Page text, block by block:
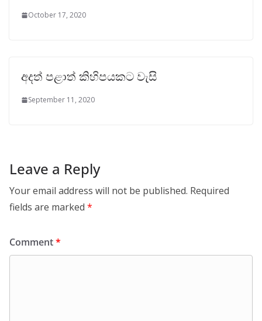
October 17, 2020
අදත් පළාත් කිහිපයකට වැසි
September 11, 2020
Leave a Reply
Your email address will not be published. Required
fields are marked *
Comment*